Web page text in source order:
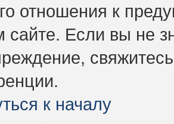
отношения к
сайте. Если вы не
к началу